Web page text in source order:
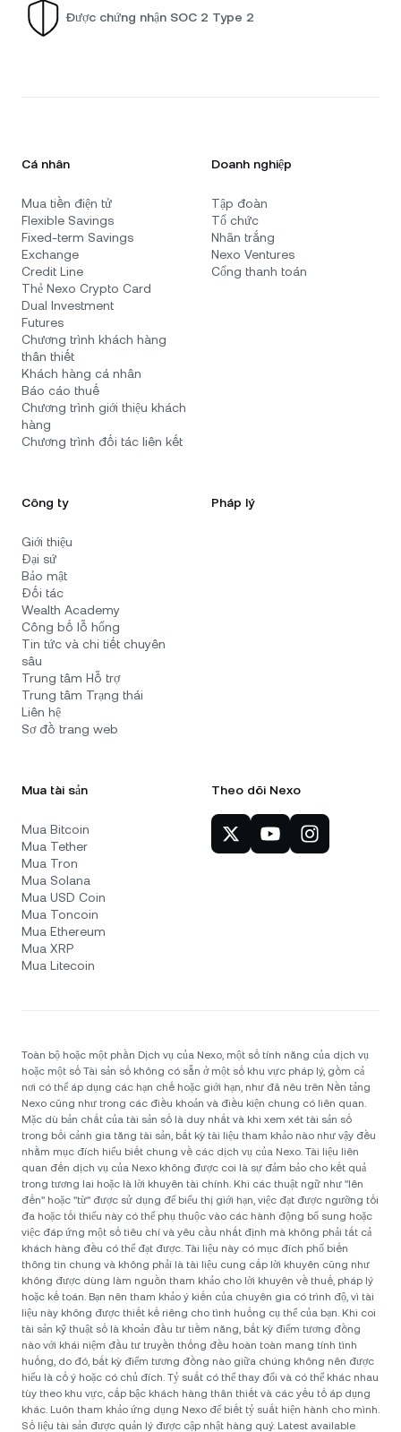
Được chứng nhận SOC 2 Type 2
Cá nhân
Mua tiền điện tử
Flexible Savings
Fixed-term Savings
Exchange
Credit Line
Thẻ Nexo Crypto Card
Dual Investment
Futures
Chương trình khách hàng
thân thiết
Khách hàng cá nhân
Báo cáo thuế
Chương trình giới thiệu khách
hàng
Chương trình đối tác liên kết
Doanh nghiệp
Tập đoàn
Tổ chức
Nhãn trắng
Nexo Ventures
Cổng thanh toán
Công ty
Giới thiệu
Đại sứ
Bảo mật
Đối tác
Wealth Academy
Công bố lỗ hổng
Tin tức và chi tiết chuyên
sâu
Trung tâm Hỗ trợ
Trung tâm Trạng thái
Liên hệ
Sơ đồ trang web
Pháp lý
Mua tài sản
Mua Bitcoin
Mua Tether
Mua Tron
Mua Solana
Mua USD Coin
Mua Toncoin
Mua Ethereum
Mua XRP
Mua Litecoin
Theo dõi Nexo
Toàn bộ hoặc một phần Dịch vụ của Nexo, một số tính năng của dịch vụ
hoặc một số Tài sản số không có sẵn ở một số khu vực pháp lý, gồm cả
nơi có thể áp dụng các hạn chế hoặc giới hạn, như đã nêu trên Nền tảng
Nexo cũng như trong các điều khoản và điều kiện chung có liên quan.
Mặc dù bản chất của tài sản số là duy nhất và khi xem xét tài sản số
trong bối cảnh gia tăng tài sản, bất kỳ tài liệu tham khảo nào như vậy đều
nhằm mục đích hiểu biết chung về các dịch vụ của Nexo. Tài liệu liên
quan đến dịch vụ của Nexo không được coi là sự đảm bảo cho kết quả
trong tương lai hoặc là lời khuyên tài chính. Khi các thuật ngữ như "lên
đến" hoặc "từ" được sử dụng để biểu thị giới hạn, việc đạt được ngưỡng tối
đa hoặc tối thiểu này có thể phụ thuộc vào các hành động bổ sung hoặc
việc đáp ứng một số tiêu chí và yêu cầu nhất định mà không phải tất cả
khách hàng đều có thể đạt được. Tài liệu này có mục đích phổ biến
thông tin chung và không phải là tài liệu cung cấp lời khuyên cũng như
không được dùng làm nguồn tham khảo cho lời khuyên về thuế, pháp lý
hoặc kế toán. Bạn nên tham khảo ý kiến của chuyên gia có trình độ, vì tài
liệu này không được thiết kế riêng cho tình huống cụ thể của bạn. Khi coi
tài sản kỹ thuật số là khoản đầu tư tiềm năng, bất kỳ điểm tương đồng
nào với khái niệm đầu tư truyền thống đều hoàn toàn mang tính tình
huống, do đó, bất kỳ điểm tương đồng nào giữa chúng không nên được
hiểu là cố ý hoặc có chủ đích. Tỷ suất có thể thay đổi và có thể khác nhau
tùy theo khu vực, cấp bậc khách hàng thân thiết và các yếu tố áp dụng
khác. Luôn tham khảo ứng dụng Nexo để biết tỷ suất hiện hành cho mình.
Số liệu tài sản được quản lý được cập nhật hàng quý. Latest available